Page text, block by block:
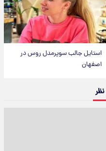
استایل جالب سوپرمدل روس در
اصفهان